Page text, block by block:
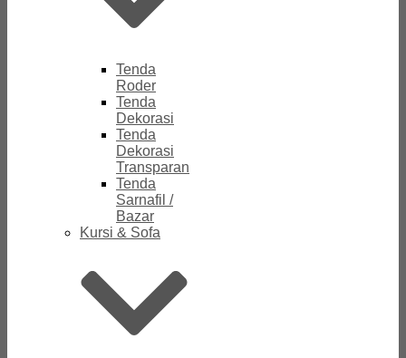
Tenda
Roder
Tenda
Dekorasi
Tenda
Dekorasi
Transparan
Tenda
Sarnafil /
Bazar
Kursi & Sofa